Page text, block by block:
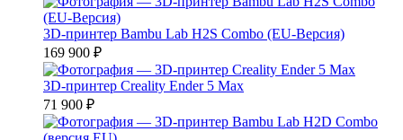
3D-принтер Bambu Lab H2S Combo (EU-Версия)
169 900 ₽
3D-принтер Creality Ender 5 Max
71 900 ₽